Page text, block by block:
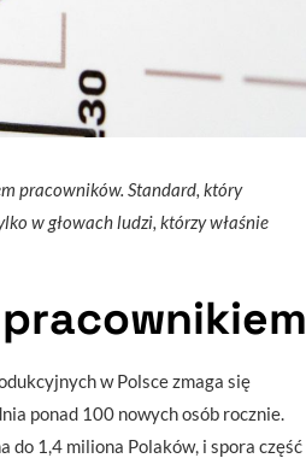
pracowników. Standard, który
w głowach ludzi, którzy właśnie
w Polsce zmaga się
ponad 100 nowych osób rocznie.
do 1,4 miliona Polaków, i spora część